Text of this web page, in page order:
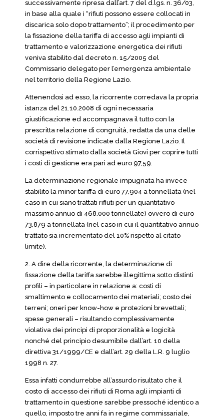
successivamente ripresa dall’art. 7 del d.lgs. n. 36/03,
in base alla quale i “rifiuti possono essere collocati in
discarica solo dopo trattamento”; il procedimento per
la fissazione della tariffa di accesso agli impianti di
trattamento e valorizzazione energetica dei rifiuti
veniva stabilito dal decreto n. 15/2005 del
Commissario delegato per l’emergenza ambientale
nel territorio della Regione Lazio.
Attenendosi ad esso, la ricorrente corredava la propria
istanza del 21.10.2008 di ogni necessaria
giustificazione ed accompagnava il tutto con la
prescritta relazione di congruità, redatta da una delle
società di revisione indicate dalla Regione Lazio. Il
corrispettivo stimato dalla società Giovi per coprire tutti
i costi di gestione era pari ad euro 97,59.
La determinazione regionale impugnata ha invece
stabilito la minor tariffa di euro 77,904 a tonnellata (nel
caso in cui siano trattati rifiuti per un quantitativo
massimo annuo di 468.000 tonnellate) ovvero di euro
73,879 a tonnellata (nel caso in cui il quantitativo annuo
trattato sia incrementato del 10% rispetto al citato
limite).
2. A dire della ricorrente, la determinazione di
fissazione della tariffa sarebbe illegittima sotto distinti
profili – in particolare in relazione a: costi di
smaltimento e collocamento dei materiali; costo dei
terreni; oneri per know-how e protezioni brevettali;
spese generali – risultando complessivamente
violativa dei principi di proporzionalità e logicità
nonché del principio desumibile dall’art. 10 della
direttiva 31/1999/CE e dall’art. 29 della L.R. 9 luglio
1998 n. 27.
Essa infatti condurrebbe all’assurdo risultato che il
costo di accesso dei rifiuti di Roma agli impianti di
trattamento in questione sarebbe pressoché identico a
quello, imposto tre anni fa in regime commissariale,